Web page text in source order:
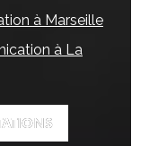
à Marseille
à La